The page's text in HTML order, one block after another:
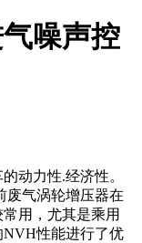
噪声控
动力性.经济性。
废气涡轮增压器在
用，尤其是乘用
性能进行了优